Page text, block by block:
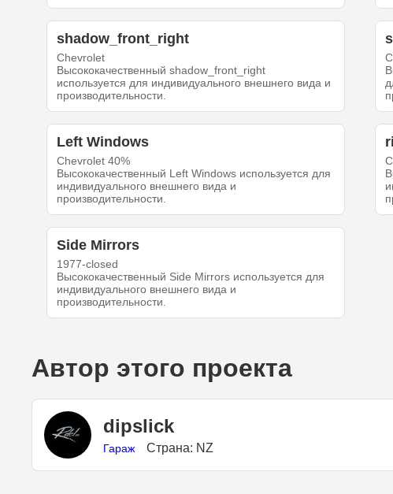
shadow_front_right
Chevrolet
Высококачественный shadow_front_right
используется для индивидуального внешнего вида и
производительности.
Left Windows
Chevrolet 40%
Высококачественный Left Windows используется для
индивидуального внешнего вида и
производительности.
Side Mirrors
1977-closed
Высококачественный Side Mirrors используется для
индивидуального внешнего вида и
производительности.
Автор этого проекта
dipslick
Гараж Страна: NZ